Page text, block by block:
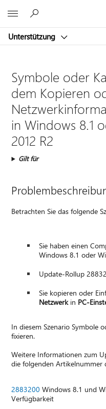
Unterstützung
Symbole oder
dem Kopieren
in Windows 8.1
2012 R2
Gilt für
Betrachten Sie das folgende
Sie haben einen
Windows 8.1 oder
Update-Rollup
Sie kopieren oder
Netzwerkin PC-
In diesem Szenario Symbole
fixieren.
Weitere Informationen zum
die folgenden Artikelnummer
2883200 Windows 8.1 und
Verfügbarkeit